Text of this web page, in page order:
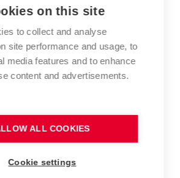
Life
Vysoké
učení
technické
v
V BRNĚ
www.fch.vut.cz
on this site
to collect and analyse
site performance and usage, to
media features and to enhance
content and advertisements.
ALL COOKIES
Cookie settings